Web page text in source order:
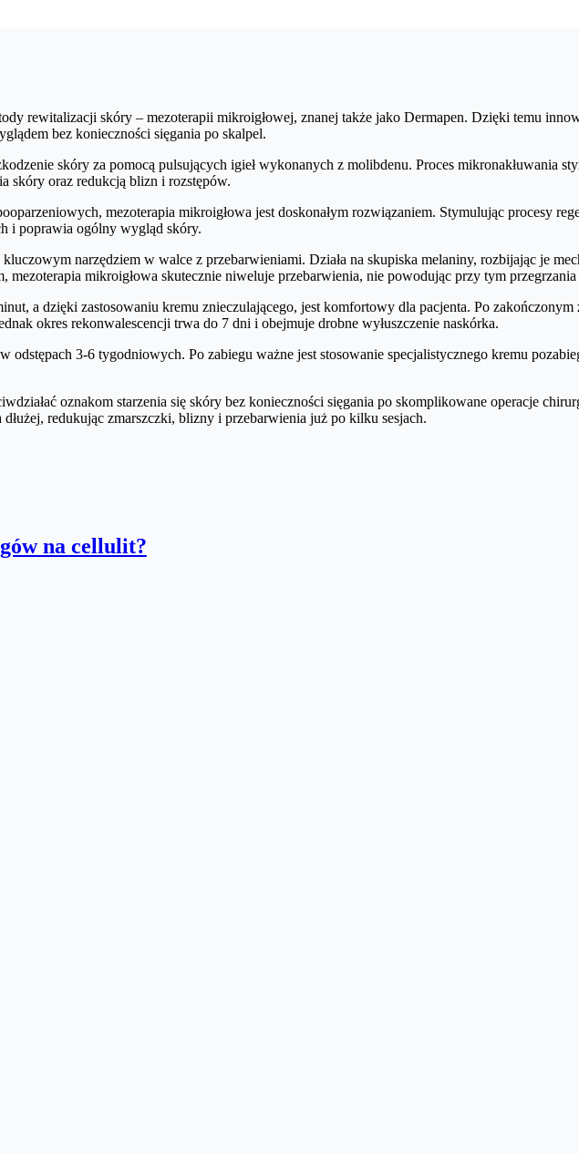
rewitalizacji skóry – mezoterapii mikroigłowej, znanej także jako Dermapen. Dzięki temu
bez konieczności sięgania po skalpel.
skóry za pomocą pulsujących igieł wykonanych z molibdenu. Proces mikronakłuwania
skóry oraz redukcją blizn i rozstępów.
mezoterapia mikroigłowa jest doskonałym rozwiązaniem. Stymulując procesy
i poprawia ogólny wygląd skóry.
narzędziem w walce z przebarwieniami. Działa na skupiska melaniny, rozbijając je
mezoterapia mikroigłowa skutecznie niweluje przebarwienia, nie powodując przy tym przegrzania
a dzięki zastosowaniu kremu znieczulającego, jest komfortowy dla pacjenta. Po zakończonym
okres rekonwalescencji trwa do 7 dni i obejmuje drobne wyłuszczenie naskórka.
odstępach 3-6 tygodniowych. Po zabiegu ważne jest stosowanie specjalistycznego kremu
oznakom starzenia się skóry bez konieczności sięgania po skomplikowane operacje
redukując zmarszczki, blizny i przebarwienia już po kilku sesjach.
na cellulit?